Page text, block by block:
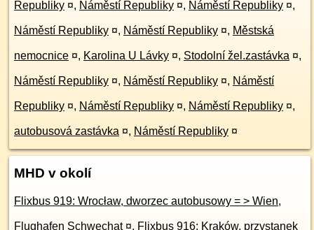
Republiky ¤, Náměstí Republiky ¤, Náměstí Republiky ¤,
Náměstí Republiky ¤, Náměstí Republiky ¤, Městská
nemocnice ¤, Karolina U Lávky ¤, Stodolní žel.zastávka ¤,
Náměstí Republiky ¤, Náměstí Republiky ¤, Náměstí
Republiky ¤, Náměstí Republiky ¤, Náměstí Republiky ¤,
autobusová zastávka ¤, Náměstí Republiky ¤
MHD v okolí
Flixbus 919: Wrocław, dworzec autobusowy = > Wien,
Flughafen Schwechat ¤, Flixbus 916: Kraków, przystanek